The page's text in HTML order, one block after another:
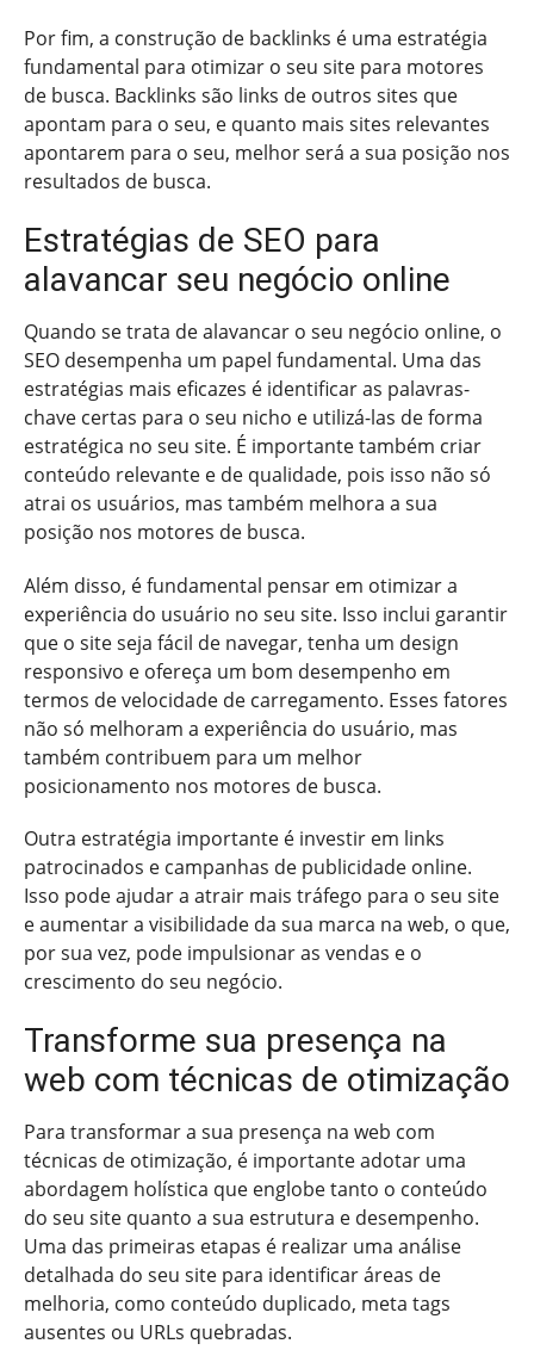
Por fim, a construção de backlinks é uma estratégia
fundamental para otimizar o seu site para motores
de busca. Backlinks são links de outros sites que
apontam para o seu, e quanto mais sites relevantes
apontarem para o seu, melhor será a sua posição nos
resultados de busca.
Estratégias de SEO para
alavancar seu negócio online
Quando se trata de alavancar o seu negócio online, o
SEO desempenha um papel fundamental. Uma das
estratégias mais eficazes é identificar as palavras-
chave certas para o seu nicho e utilizá-las de forma
estratégica no seu site. É importante também criar
conteúdo relevante e de qualidade, pois isso não só
atrai os usuários, mas também melhora a sua
posição nos motores de busca.
Além disso, é fundamental pensar em otimizar a
experiência do usuário no seu site. Isso inclui garantir
que o site seja fácil de navegar, tenha um design
responsivo e ofereça um bom desempenho em
termos de velocidade de carregamento. Esses fatores
não só melhoram a experiência do usuário, mas
também contribuem para um melhor
posicionamento nos motores de busca.
Outra estratégia importante é investir em links
patrocinados e campanhas de publicidade online.
Isso pode ajudar a atrair mais tráfego para o seu site
e aumentar a visibilidade da sua marca na web, o que,
por sua vez, pode impulsionar as vendas e o
crescimento do seu negócio.
Transforme sua presença na
web com técnicas de otimização
Para transformar a sua presença na web com
técnicas de otimização, é importante adotar uma
abordagem holística que englobe tanto o conteúdo
do seu site quanto a sua estrutura e desempenho.
Uma das primeiras etapas é realizar uma análise
detalhada do seu site para identificar áreas de
melhoria, como conteúdo duplicado, meta tags
ausentes ou URLs quebradas.